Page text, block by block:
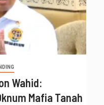
Wahid:
Mafia Tanah